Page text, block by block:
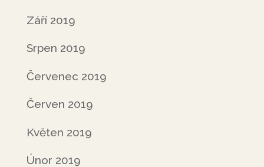
Září 2019
Srpen 2019
Červenec 2019
Červen 2019
Květen 2019
Únor 2019